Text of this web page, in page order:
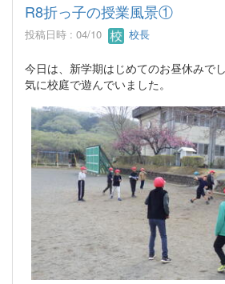
R8折っ子の授業風景①
投稿日時 : 04/10 校長
今日は、新学期はじめてのお昼休みで
気に校庭で遊んでいました。